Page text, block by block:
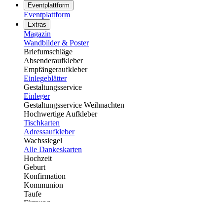
Eventplattform
Eventplattform
Extras
Magazin
Wandbilder & Poster
Briefumschläge
Absenderaufkleber
Empfängeraufkleber
Einlegeblätter
Gestaltungsservice
Einleger
Gestaltungsservice Weihnachten
Hochwertige Aufkleber
Tischkarten
Adressaufkleber
Wachssiegel
Alle Dankeskarten
Hochzeit
Geburt
Konfirmation
Kommunion
Taufe